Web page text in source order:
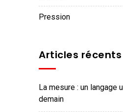
pression
Articles récents
La mesure : un langage
demain